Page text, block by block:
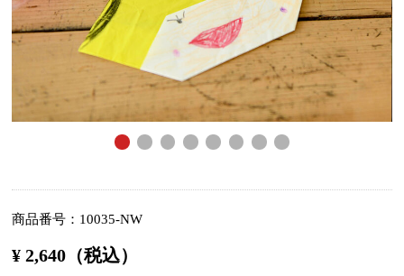
商品番号 10035-NW
¥ 2,640（税込）